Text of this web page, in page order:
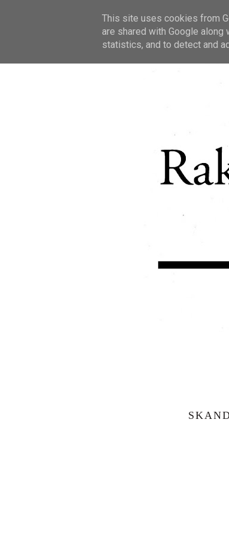
This site uses cookies from
are shared with Google
statistics, and to detect and